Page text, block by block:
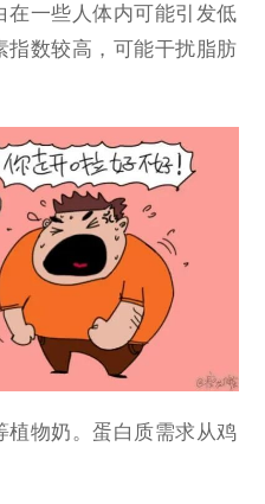
在一些人体内可能引发低
指数较高，可能干扰脂肪
植物奶。蛋白质需求从鸡